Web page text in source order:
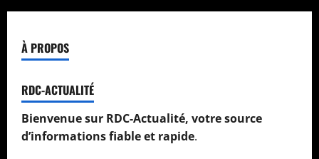
À PROPOS
RDC-ACTUALITÉ
Bienvenue sur RDC-Actualité, votre source
d’informations fiable et rapide.